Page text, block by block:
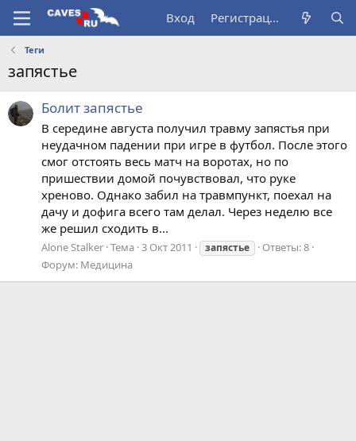
Вход Регистрация
Теги
запястье
Болит запястье
В середине августа получил травму запястья при
неудачном падении при игре в футбол. После этого
смог отстоять весь матч на воротах, но по
пришествии домой почувствовал, что руке
хреново. Однако забил на травмпункт, поехал на
дачу и дофига всего там делал. Через неделю все
же решил сходить в...
Alone Stalker Тема 3 Окт 2011 запястье
Ответы: 8
Форум: Медицина